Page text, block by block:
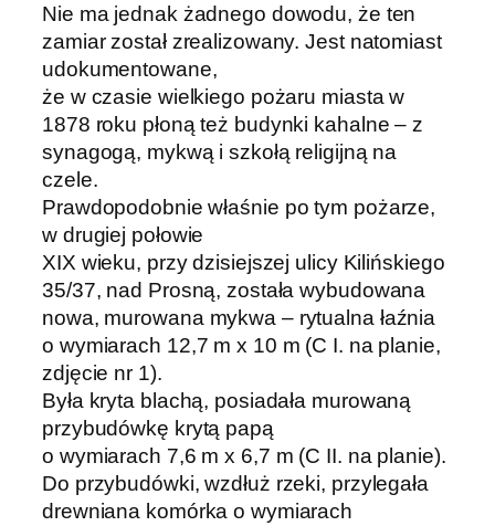
Nie ma jednak żadnego dowodu, że ten
zamiar został zrealizowany. Jest natomiast
udokumentowane,
że w czasie wielkiego pożaru miasta w
1878 roku płoną też budynki kahalne – z
synagogą, mykwą i szkołą religijną na
czele.
Prawdopodobnie właśnie po tym pożarze,
w drugiej połowie
XIX wieku, przy dzisiejszej ulicy Kilińskiego
35/37, nad Prosną, została wybudowana
nowa, murowana mykwa – rytualna łaźnia
o wymiarach 12,7 m x 10 m (C I. na planie,
zdjęcie nr 1).
Była kryta blachą, posiadała murowaną
przybudówkę krytą papą
o wymiarach 7,6 m x 6,7 m (C II. na planie).
Do przybudówki, wzdłuż rzeki, przylegała
drewniana komórka o wymiarach